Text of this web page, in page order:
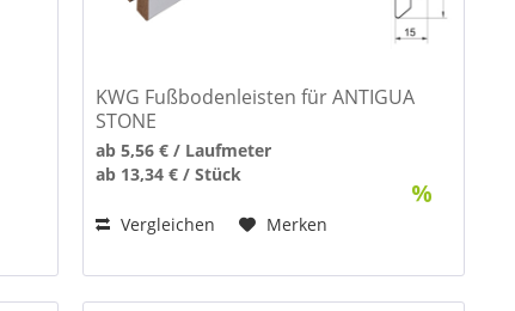
KWG Fußbodenleisten für ANTIGUA
STONE
ab 5,56 € / Laufmeter
ab 13,34 € / Stück
Vergleichen Merken